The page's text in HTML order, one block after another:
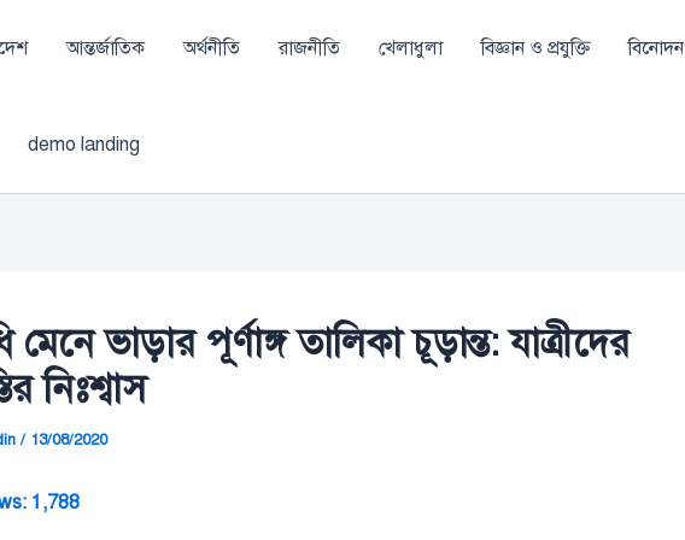
আন্তর্জাতিক অর্থনীতি রাজনীতি খেলাধুলা বিজ্ঞান ও প্রযুক্তি বিনোদন
demo landing
মেনে ভাড়ার পূর্ণাঙ্গ তালিকা চূড়ান্ত: যাত্রীদের
নিঃশ্বাস
/ 13/08/2020
1,788